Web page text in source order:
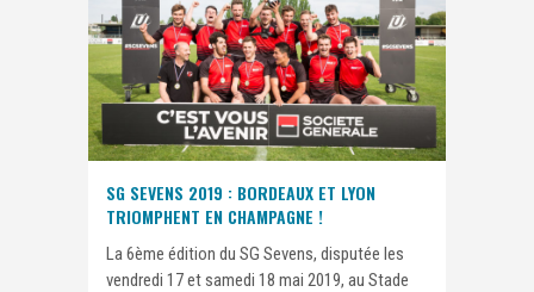
SG SEVENS 2019 : BORDEAUX ET LYON
TRIOMPHENT EN CHAMPAGNE !
La 6ème édition du SG Sevens, disputée les
vendredi 17 et samedi 18 mai 2019, au Stade